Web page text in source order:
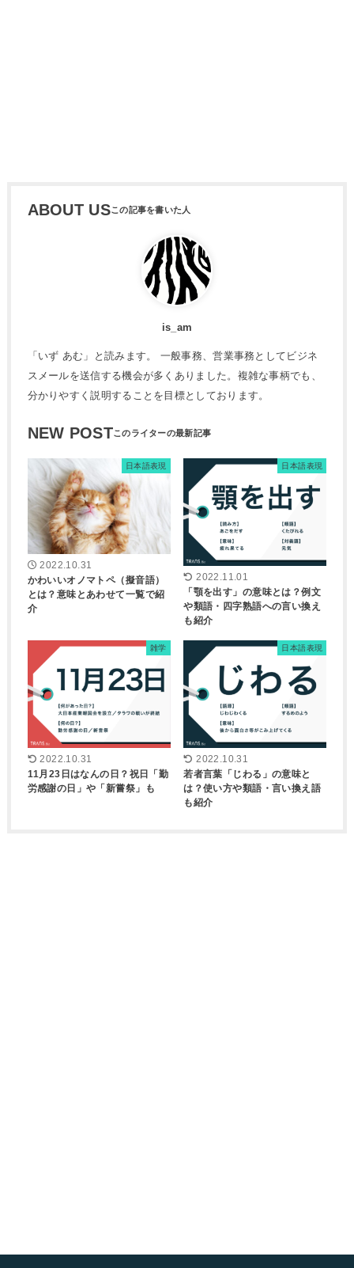
ABOUT US
is_am
「いず あむ」と読みます。 一般事務、営業事務としてビジネ
スメールを送信する機会が多くありました。複雑な事柄でも、
分かりやすく説明することを目標としております。
NEW POST
日本語表現
2022.10.31
かわいいオノマトペ（擬音語）
とは？意味とあわせて一覧で紹
介
日本語表現
2022.11.01
「顎を出す」の意味とは？例文
や類語・四字熟語への言い換え
も紹介
雑学
2022.10.31
11月23日はなんの日？祝日「勤
労感謝の日」や「新嘗祭」も
日本語表現
2022.10.31
若者言葉「じわる」の意味と
は？使い方や類語・言い換え語
も紹介